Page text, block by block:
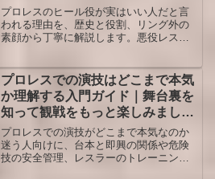
プロレスのヒール役が実はいい人だと言
われる理由を、歴史と役割、リング外の
素顔から丁寧に解説します。悪役レスラ
る場面や典型エピソードも紹介し、日常
の嫌われ役を見る視点も広げます。
プロレスでの演技はどこまで本気
か理解する入門ガイド｜舞台裏を
知って観戦をもっと楽しみましょ
う
プロレスでの演技がどこまで本気なのか
迷う人向けに、台本と即興の関係や危険
技の安全管理、レスラーのトレーニン